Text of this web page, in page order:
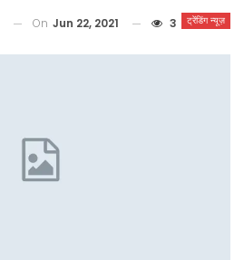
ट्रेंडिंग न्यूज़
On Jun 22, 2021 3